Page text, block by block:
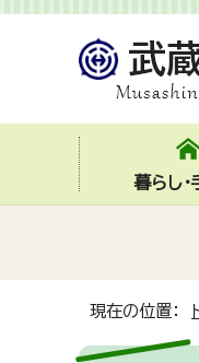
暮らし
現在の位置：